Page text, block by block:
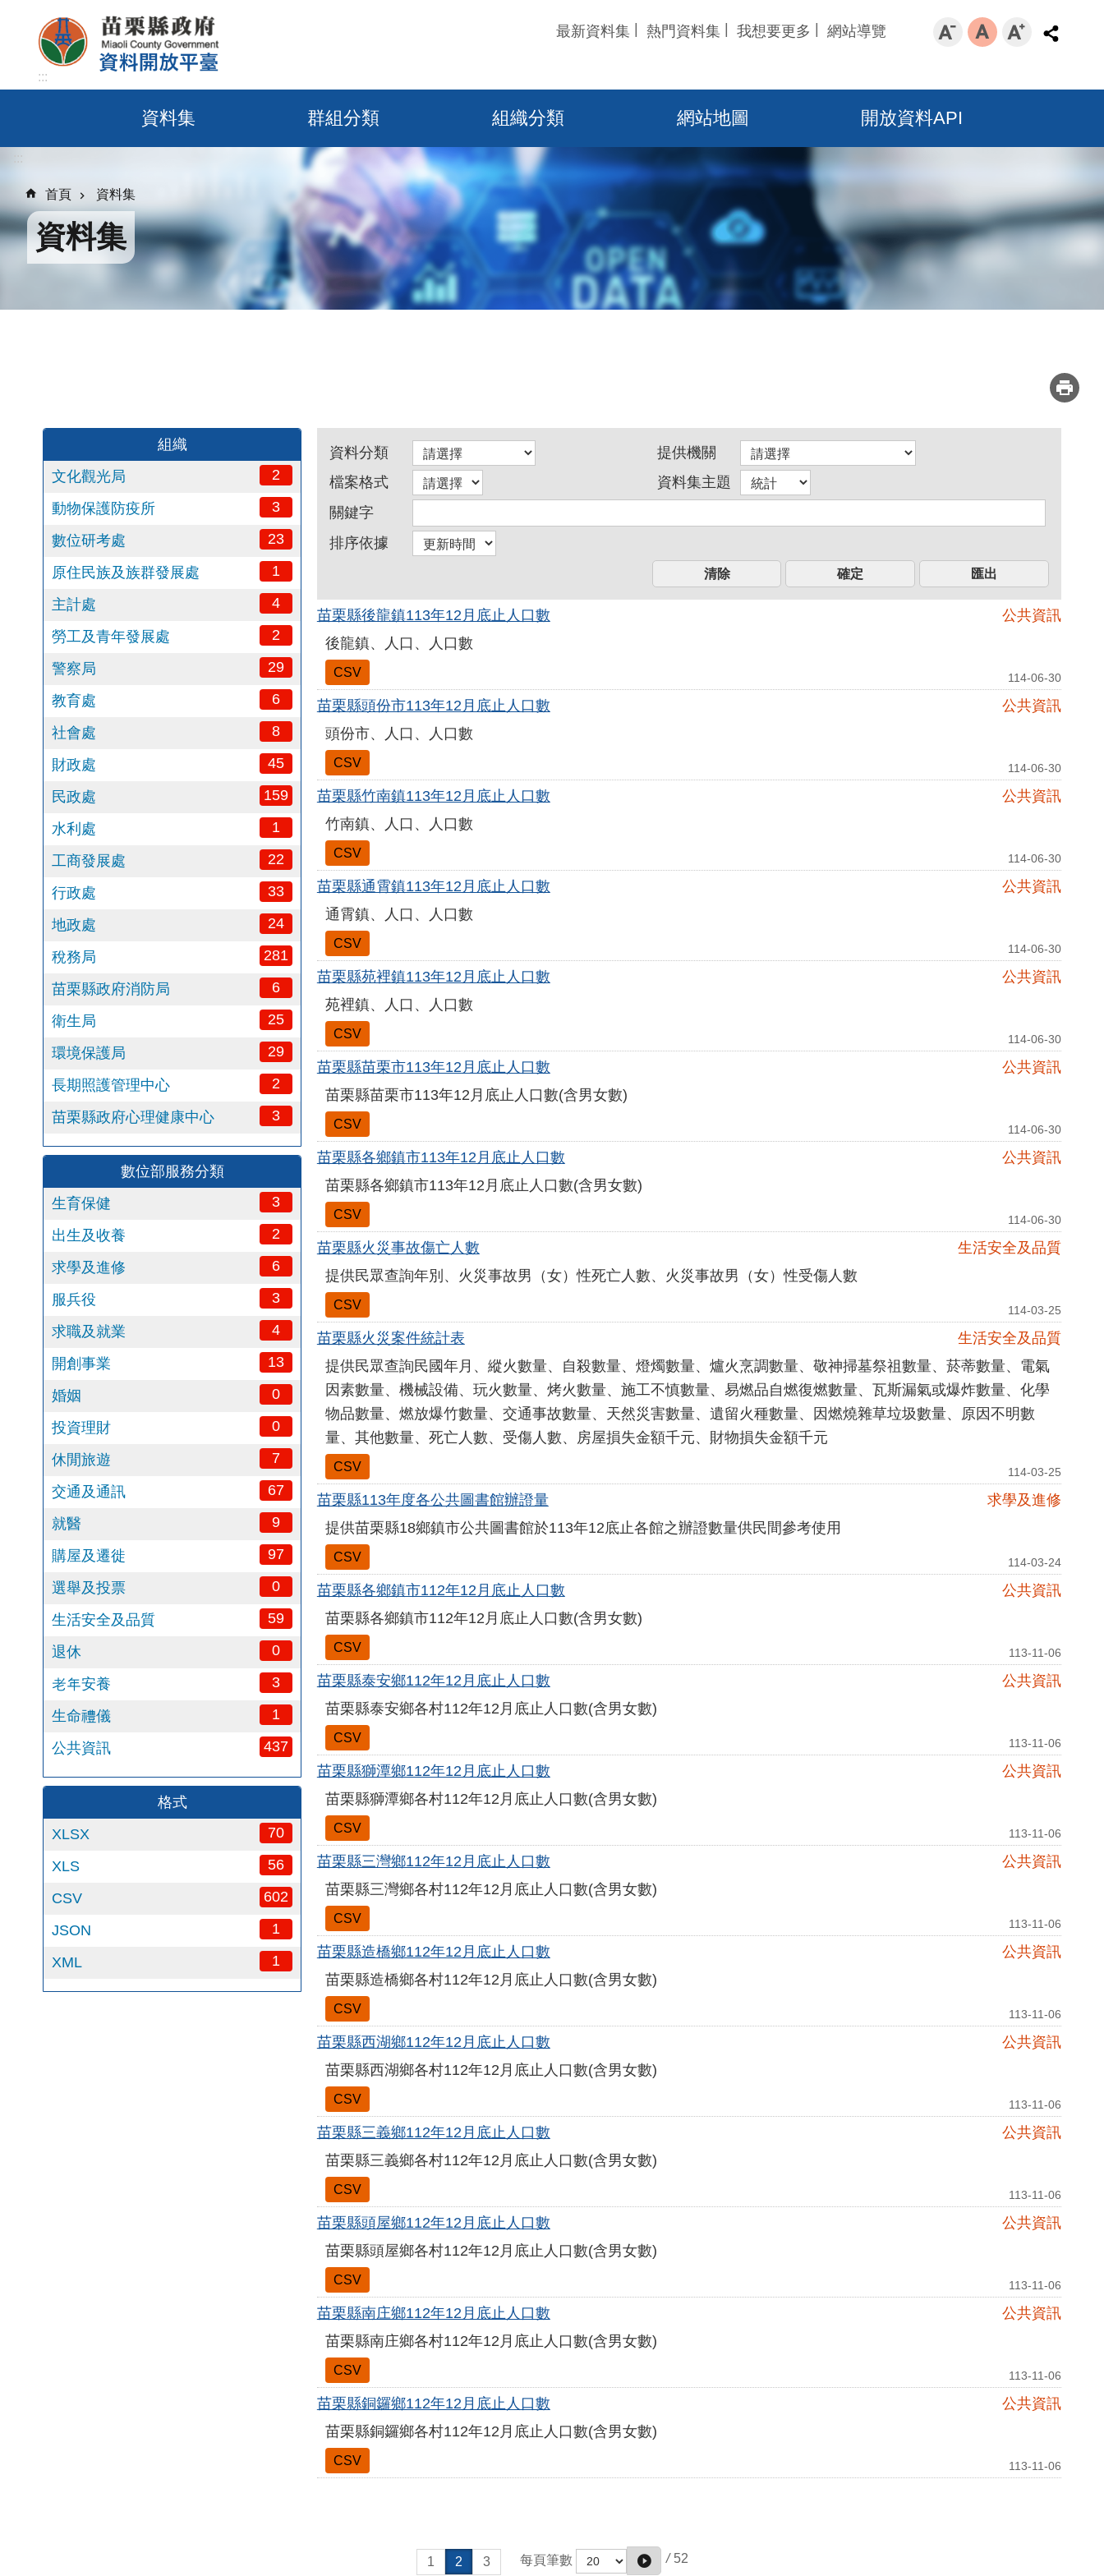
跳到主要內容區塊
最新資料集 熱門資料集 我想要更多 網站導覽
:::
資料集 群組分類 組織分類 網站地圖 開放資料API
:::
首頁 資料集
資料集
組織
文化觀光局
2
動物保護防疫所 3
數位研考處 23
原住民族及族群發展處 1
主計處 4
勞工及青年發展處 2
警察局 29
教育處 6
社會處 8
財政處 45
民政處 159
水利處 1
工商發展處 22
行政處 33
地政處 24
稅務局 281
苗栗縣政府消防局 6
衛生局 25
環境保護局 29
長期照護管理中心 2
苗栗縣政府心理健康中心 3
數位部服務分類
生育保健
3
出生及收養 2
求學及進修 6
服兵役 3
求職及就業 4
開創事業 13
婚姻 0
投資理財 0
休閒旅遊 7
交通及通訊 67
就醫 9
購屋及遷徙 97
選舉及投票 0
生活安全及品質 59
退休 0
老年安養 3
生命禮儀 1
公共資訊 437
格式
XLSX
70
XLS 56
CSV 602
JSON 1
XML 1
資料分類
提供機關
檔案格式
資料集主題
關鍵字
排序依據
苗栗縣後龍鎮113年12月底止人口數
公共資訊
後龍鎮、人口、人口數
CSV 114-06-30
苗栗縣頭份市113年12月底止人口數
公共資訊
頭份市、人口、人口數
CSV 114-06-30
苗栗縣竹南鎮113年12月底止人口數
公共資訊
竹南鎮、人口、人口數
CSV 114-06-30
苗栗縣通霄鎮113年12月底止人口數
公共資訊
通霄鎮、人口、人口數
CSV 114-06-30
苗栗縣苑裡鎮113年12月底止人口數
公共資訊
苑裡鎮、人口、人口數
CSV 114-06-30
苗栗縣苗栗市113年12月底止人口數
公共資訊
苗栗縣苗栗市113年12月底止人口數(含男女數)
CSV 114-06-30
苗栗縣各鄉鎮市113年12月底止人口數
公共資訊
苗栗縣各鄉鎮市113年12月底止人口數(含男女數)
CSV 114-06-30
苗栗縣火災事故傷亡人數
生活安全及品質
提供民眾查詢年別、火災事故男（女）性死亡人數、火災事故男（女）性受傷人數
CSV 114-03-25
苗栗縣火災案件統計表
生活安全及品質
提供民眾查詢民國年月、縱火數量、自殺數量、燈燭數量、爐火烹調數量、敬神掃墓祭祖數量、菸蒂數量、電氣
因素數量、機械設備、玩火數量、烤火數量、施工不慎數量、易燃品自燃復燃數量、瓦斯漏氣或爆炸數量、化學
物品數量、燃放爆竹數量、交通事故數量、天然災害數量、遺留火種數量、因燃燒雜草垃圾數量、原因不明數
量、其他數量、死亡人數、受傷人數、房屋損失金額千元、財物損失金額千元
CSV 114-03-25
苗栗縣113年度各公共圖書館辦證量
求學及進修
提供苗栗縣18鄉鎮市公共圖書館於113年12底止各館之辦證數量供民間參考使用
CSV 114-03-24
苗栗縣各鄉鎮市112年12月底止人口數
公共資訊
苗栗縣各鄉鎮市112年12月底止人口數(含男女數)
CSV 113-11-06
苗栗縣泰安鄉112年12月底止人口數
公共資訊
苗栗縣泰安鄉各村112年12月底止人口數(含男女數)
CSV 113-11-06
苗栗縣獅潭鄉112年12月底止人口數
公共資訊
苗栗縣獅潭鄉各村112年12月底止人口數(含男女數)
CSV 113-11-06
苗栗縣三灣鄉112年12月底止人口數
公共資訊
苗栗縣三灣鄉各村112年12月底止人口數(含男女數)
CSV 113-11-06
苗栗縣造橋鄉112年12月底止人口數
公共資訊
苗栗縣造橋鄉各村112年12月底止人口數(含男女數)
CSV 113-11-06
苗栗縣西湖鄉112年12月底止人口數
公共資訊
苗栗縣西湖鄉各村112年12月底止人口數(含男女數)
CSV 113-11-06
苗栗縣三義鄉112年12月底止人口數
公共資訊
苗栗縣三義鄉各村112年12月底止人口數(含男女數)
CSV 113-11-06
苗栗縣頭屋鄉112年12月底止人口數
公共資訊
苗栗縣頭屋鄉各村112年12月底止人口數(含男女數)
CSV 113-11-06
苗栗縣南庄鄉112年12月底止人口數
公共資訊
苗栗縣南庄鄉各村112年12月底止人口數(含男女數)
CSV 113-11-06
苗栗縣銅鑼鄉112年12月底止人口數
公共資訊
苗栗縣銅鑼鄉各村112年12月底止人口數(含男女數)
CSV 113-11-06
1 2 3 每頁筆數 / 52